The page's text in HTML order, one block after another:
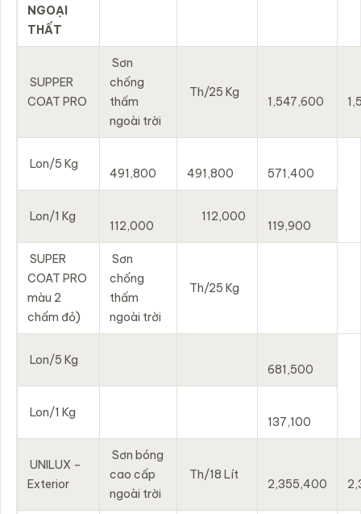
NGOẠI
THẤT
SUPPER
COAT PRO
Sơn
chống
thấm
ngoài trời
Th/25 Kg
1,547,600
Lon/5 Kg
491,800 491,800 571,400
Lon/1 Kg
112,000
112,000
119,900
SUPER
COAT PRO
màu 2
chấm đỏ)
Sơn
chống
thấm
ngoài trời
Th/25 Kg
Lon/5 Kg
681,500
Lon/1 Kg
137,100
UNILUX –
Exterior
Sơn bóng
cao cấp
ngoài trời
Th/18 Lít
2,355,400